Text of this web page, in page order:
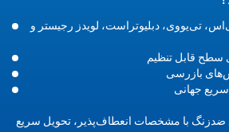
تی‌یو‌وی، دبلیو‌تراست، لویدز رجیستر و
سطح قابل تنظیم
بازرسی
جهانی
ضدزنگ با مشخصات انعطاف‌پذیر، تحویل سریع